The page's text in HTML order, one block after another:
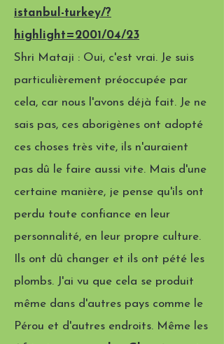
istanbul-turkey/?
highlight=2001/04/23
Shri Mataji : Oui, c'est vrai. Je suis
particulièrement préoccupée par
cela, car nous l'avons déjà fait. Je ne
sais pas, ces aborigènes ont adopté
ces choses très vite, ils n'auraient
pas dû le faire aussi vite. Mais d'une
certaine manière, je pense qu'ils ont
perdu toute confiance en leur
personnalité, en leur propre culture.
Ils ont dû changer et ils ont pété les
plombs. J'ai vu que cela se produit
même dans d'autres pays comme le
Pérou et d'autres endroits. Même les